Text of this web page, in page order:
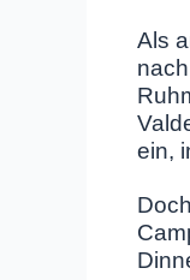
Als
ein,